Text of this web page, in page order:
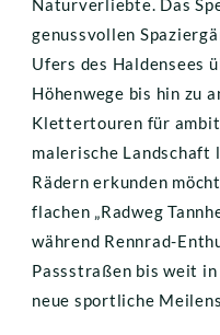
Naturverliebte. Das
genussvollen
Ufers des Haldensees
Höhenwege bis hin zu
Klettertouren für
malerische Landschaft
Rädern erkunden
flachen „Radweg
während Rennrad-
Passstraßen bis weit
neue sportliche